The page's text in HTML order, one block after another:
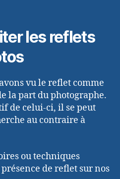
les reflets
vu le reflet comme
la part du photographe.
de celui-ci, il se peut
au contraire à
ou techniques
de reflet sur nos